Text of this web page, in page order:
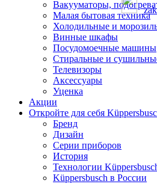
Вакууматоры,
Малая бытовая техника
Холодильные и
Винные шкафы
Посудомоечные машины
Стиральные и
Телевизоры
Аксессуары
Уценка
Акции
Откройте для себя
Бренд
Дизайн
Серии приборов
История
Технологии
Küppersbusch в России